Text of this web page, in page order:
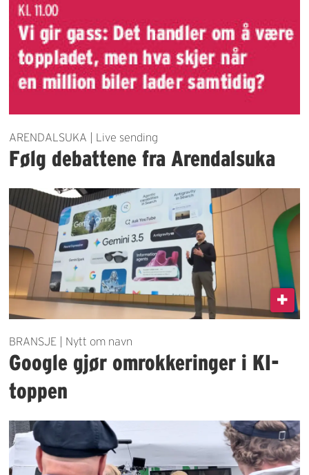
ARENDALSUKA | Live sending
Følg debattene fra Arendalsuka
BRANSJE | Nytt om navn
Google gjør omrokkeringer i KI-
toppen